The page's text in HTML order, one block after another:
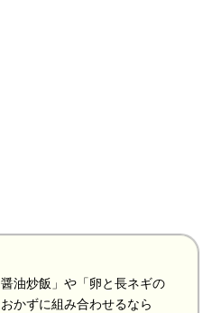
油炒飯」や「卵と長ネギの
かずに組み合わせるなら